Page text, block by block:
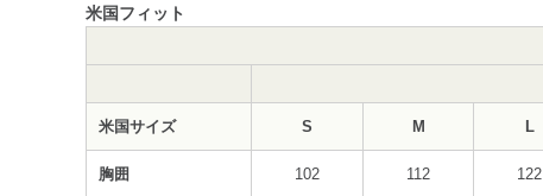
米国フィット
米国サイズ S M L
胸囲 102 112 122